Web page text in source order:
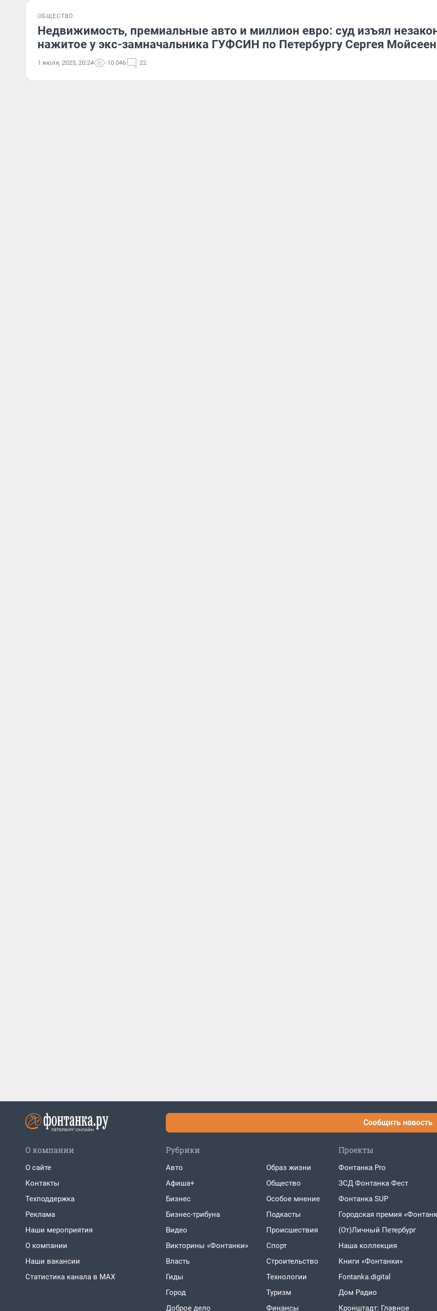
ОБЩЕСТВО
Недвижимость, премиальные авто и миллион евро: суд изъял
нажитое у экс-замначальника ГУФСИН по Петербургу Сергея
1 июля, 2025, 20:24 10 046 22
Сообщить новость
О компании
О сайте
Контакты
Техподдержка
Реклама
Наши мероприятия
О компании
Наши вакансии
Статистика канала в MAX
Рубрики
Авто
Афиша+
Бизнес
Бизнес-трибуна
Видео
Викторины «Фонтанки»
Власть
Гиды
Город
Доброе дело
Образ жизни
Общество
Особое мнение
Подкасты
Проиcшествия
Спорт
Строительство
Технологии
Туризм
Финансы
Проекты
Фонтанка Pro
ЗСД Фонтанка Фест
Фонтанка SUP
Городская премия
(От)Личный Петербург
Наша коллекция
Книги «Фонтанки»
Fontanka.digital
Дом Радио
Кронштадт: Главное